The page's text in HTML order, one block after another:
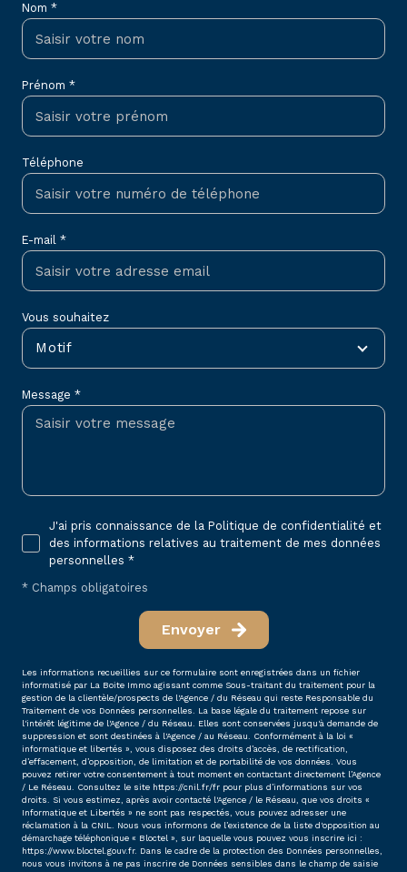
Nom *
Prénom *
Téléphone
E-mail *
Vous souhaitez
Motif
Message *
J'ai pris connaissance de la Politique de confidentialité et
des informations relatives au traitement de mes données
personnelles *
* Champs obligatoires
Envoyer
Les informations recueillies sur ce formulaire sont enregistrées dans un fichier
informatisé par La Boite Immo agissant comme Sous-traitant du traitement pour la
gestion de la clientèle/prospects de l'Agence / du Réseau qui reste Responsable du
Traitement de vos Données personnelles. La base légale du traitement repose sur
l'intérêt légitime de l'Agence / du Réseau. Elles sont conservées jusqu'à demande de
suppression et sont destinées à l'Agence / au Réseau. Conformément à la loi «
informatique et libertés », vous disposez des droits d’accès, de rectification,
d’effacement, d’opposition, de limitation et de portabilité de vos données. Vous
pouvez retirer votre consentement à tout moment en contactant directement l’Agence
/ Le Réseau. Consultez le site https://cnil.fr/fr pour plus d’informations sur vos
droits. Si vous estimez, après avoir contacté l'Agence / le Réseau, que vos droits «
Informatique et Libertés » ne sont pas respectés, vous pouvez adresser une
réclamation à la CNIL. Nous vous informons de l’existence de la liste d'opposition au
démarchage téléphonique « Bloctel », sur laquelle vous pouvez vous inscrire ici :
https://www.bloctel.gouv.fr. Dans le cadre de la protection des Données personnelles,
nous vous invitons à ne pas inscrire de Données sensibles dans le champ de saisie